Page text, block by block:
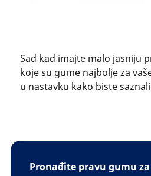
Sad kad imajte malo jasniju
koje su gume najbolje za
u nastavku kako biste
Pronađite pravu gumu